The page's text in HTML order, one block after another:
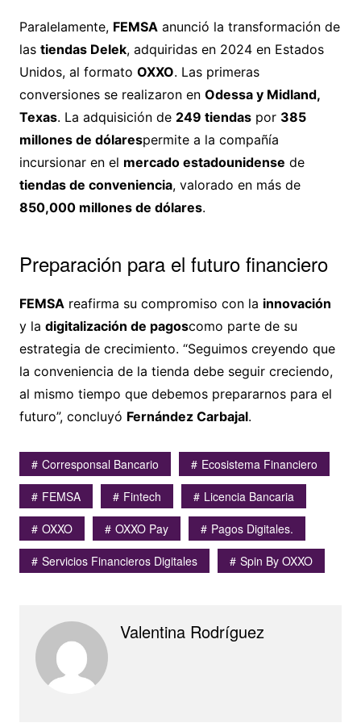
Paralelamente, FEMSAanunció la transformación de
las tiendas Delek, adquiridas en 2024 en Estados
Unidos, al formato OXXO. Las primeras
conversiones se realizaron en Odessa y Midland,
Texas. La adquisición de 249 tiendaspor 385
millones de dólarespermite a la compañía
incursionar en el mercado estadounidense de
tiendas de conveniencia, valorado en más de
850,000 millones de dólares.
Preparación para el futuro financiero
FEMSAreafirma su compromiso con la innovación
y la digitalización de pagoscomo parte de su
estrategia de crecimiento. “Seguimos creyendo que
la conveniencia de la tienda debe seguir creciendo,
al mismo tiempo que debemos prepararnos para el
futuro”, concluyó Fernández Carbajal.
Corresponsal Bancario
Ecosistema Financiero
FEMSA
Fintech
Licencia Bancaria
OXXO
OXXO Pay
Pagos Digitales.
Servicios Financieros Digitales
Spin By OXXO
Valentina Rodríguez